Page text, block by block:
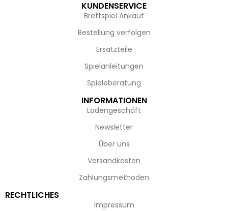
KUNDENSERVICE
Brettspiel Ankauf
Bestellung verfolgen
Ersatzteile
Spielanleitungen
Spieleberatung
INFORMATIONEN
Ladengeschäft
Newsletter
Über uns
Versandkosten
Zahlungsmethoden
RECHTLICHES
Impressum